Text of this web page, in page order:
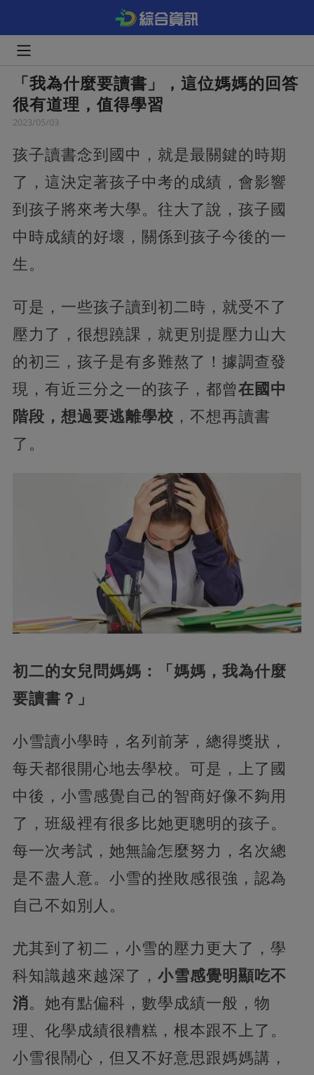
「我為什麼要讀書」，這位媽媽的回答
很有道理，值得學習
2023/05/03
孩子讀書念到國中，就是最關鍵的時期
了，這決定著孩子中考的成績，會影響
到孩子將來考大學。往大了說，孩子國
中時成績的好壞，關係到孩子今後的一
生。
可是，一些孩子讀到初二時，就受不了
壓力了，很想蹺課，就更別提壓力山大
的初三，孩子是有多難熬了！據調查發
現，有近三分之一的孩子，都曾在國中
階段，想過要逃離學校 ，不想再讀書
了。
初二的女兒問媽媽：「媽媽，我為什麼
要讀書？」
小雪讀小學時，名列前茅，總得獎狀，
每天都很開心地去學校。可是，上了國
中後，小雪感覺自己的智商好像不夠用
了，班級裡有很多比她更聰明的孩子。
每一次考試，她無論怎麼努力，名次總
是不盡人意。小雪的挫敗感很強，認為
自己不如別人。
尤其到了初二，小雪的壓力更大了，學
科知識越來越深了， 小雪感覺明顯吃不
消。她有點偏科，數學成績一般，物
理、化學成績很糟糕，根本跟不上了。
小雪很鬧心，但又不好意思跟媽媽講，